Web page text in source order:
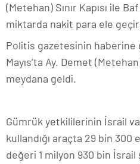
(Metehan) Sınır Kapısı ile
miktarda nakit para ele
Politis gazetesinin haberine
Mayıs’ta Ay. Demet
meydana geldi.
Gümrük yetkililerinin İsrail
kullandığı araçta 29 bin
değeri 1 milyon 930 bin İsrail